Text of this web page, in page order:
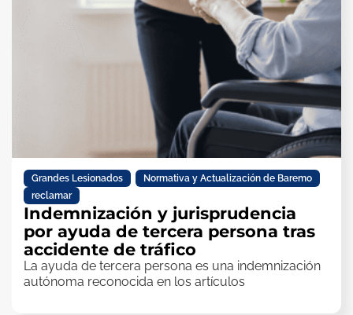
Grandes Lesionados Normativa y Actualización de Baremo
reclamar
Indemnización y jurisprudencia
por ayuda de tercera persona tras
accidente de tráfico
La ayuda de tercera persona es una indemnización
autónoma reconocida en los artículos